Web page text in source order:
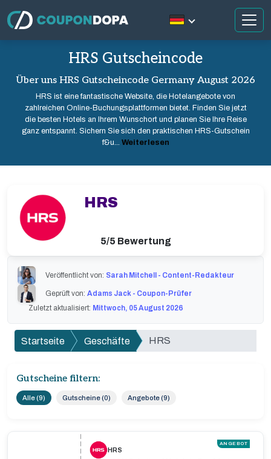
HRS Gutscheincode
Über uns HRS Gutscheincode Germany August 2026
HRS ist eine fantastische Website, die Hotelangebote von
zahlreichen Online-Buchungsplattformen bietet. Finden Sie jetzt
die besten Hotels an Ihrem Wunschort und planen Sie Ihre Reise
ganz entspannt. Sichern Sie sich den praktischen HRS-Gutschein
f&u... Weiterlesen
Veröffentlicht von: Sarah Mitchell - Content-Redakteur
Geprüft von: Adams Jack - Coupon-Prüfer
Zuletzt aktualisiert: Mittwoch, 05 August 2026
Startseite Geschäfte HRS
Gutscheine filtern:
Alle (9) Gutscheine (0) Angebote (9)
ANGEBOT
HRS
HRS
5/5 Bewertung